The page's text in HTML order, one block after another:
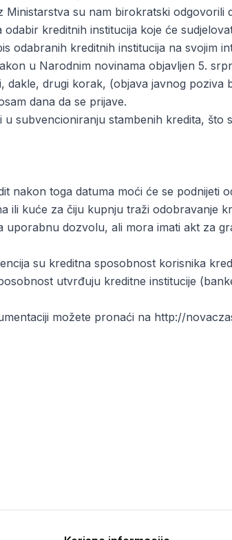
Ministarstva su nam birokratski odgovorili
kreditnih institucija koje će
odabranih kreditnih institucija na svojim
u Narodnim novinama objavljen 5.
drugi korak, (objava javnog poziva
dana da se prijave.
subvencioniranju stambenih kredita, što
nakon toga datuma moći će se podnijeti
kuće za čiju kupnju traži odobravanje
dozvolu, ali mora imati akt za
su kreditna sposobnost korisnika
utvrđuju kreditne institucije
možete pronaći na http://